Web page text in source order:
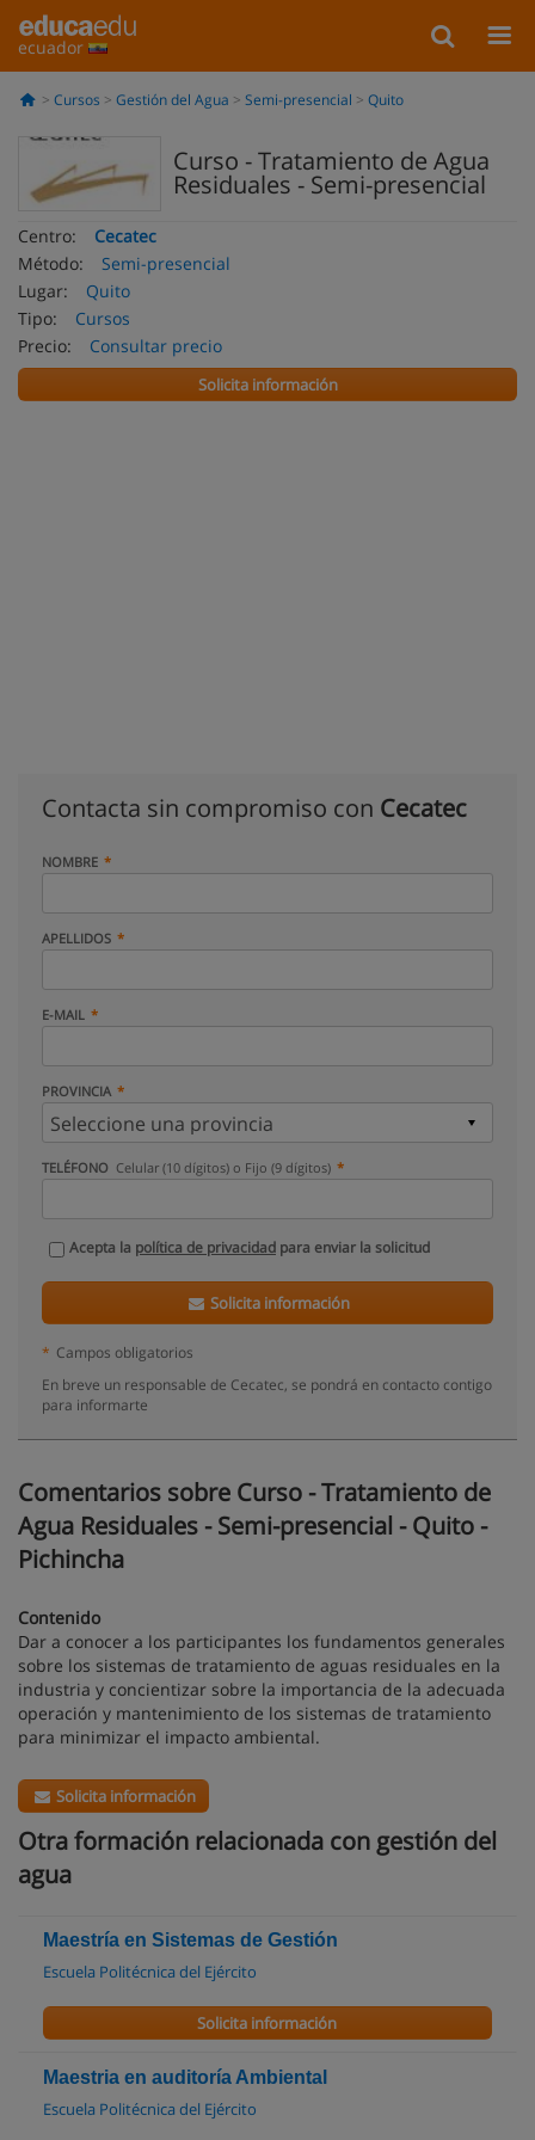
ecuador
Cursos Gestión del Agua Semi-presencial Quito
Curso - Tratamiento de Agua
Residuales - Semi-presencial
Centro:
Cecatec
Método:
Semi-presencial
Lugar:
Quito
Tipo:
Cursos
Precio:
Consultar precio
Solicita información
Contacta sin compromiso con Cecatec
NOMBRE
APELLIDOS
E-MAIL
PROVINCIA
TELÉFONO Celular (10 dígitos) o Fijo (9 dígitos)
Acepta la política de privacidad para enviar la solicitud
Solicita información
* Campos obligatorios
En breve un responsable de Cecatec, se pondrá en contacto contigo
para informarte
Comentarios sobre Curso - Tratamiento de
Agua Residuales - Semi-presencial - Quito -
Pichincha
Contenido
Dar a conocer a los participantes los fundamentos generales
sobre los sistemas de tratamiento de aguas residuales en la
industria y concientizar sobre la importancia de la adecuada
operación y mantenimiento de los sistemas de tratamiento
para minimizar el impacto ambiental.
Solicita información
Otra formación relacionada con gestión del
agua
Maestría en Sistemas de Gestión
Escuela Politécnica del Ejército
Solicita información
Maestria en auditoría Ambiental
Escuela Politécnica del Ejército